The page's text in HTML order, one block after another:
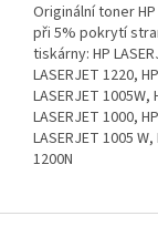
Originální toner
při 5% pokrytí
tiskárny: HP
LASERJET 1220,
LASERJET 1005W,
LASERJET 1000,
LASERJET 1005 W,
1200N